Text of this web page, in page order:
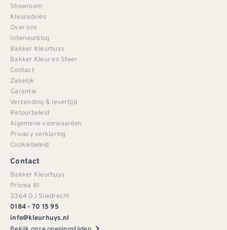
Showroom
Kleuradvies
Over ons
Interieurblog
Bakker Kleurhuys
Bakker Kleur en Sfeer
Contact
Zakelijk
Garantie
Verzending & levertijd
Retourbeleid
Algemene voorwaarden
Privacy verklaring
Cookiebeleid
Contact
Bakker Kleurhuys
Prisma 81
3364 DJ Sliedrecht
0184 - 70 15 95
info@kleurhuys.nl